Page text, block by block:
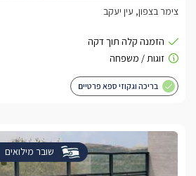
צימר בצפון, עין יעקב
בריכה וגקוזי ספא פרטיים
שובר מילואים